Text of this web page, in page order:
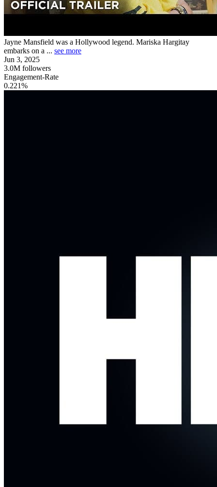
Jayne Mansfield was a Hollywood legend. Mariska Hargitay
embarks on a ... see more
Jun 3, 2025
3.0M followers
Engagement-Rate
0.221%